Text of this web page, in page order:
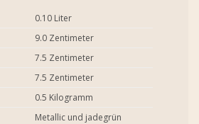
0.10 Liter
9.0 Zentimeter
7.5 Zentimeter
7.5 Zentimeter
0.5 Kilogramm
Metallic und jadegrün